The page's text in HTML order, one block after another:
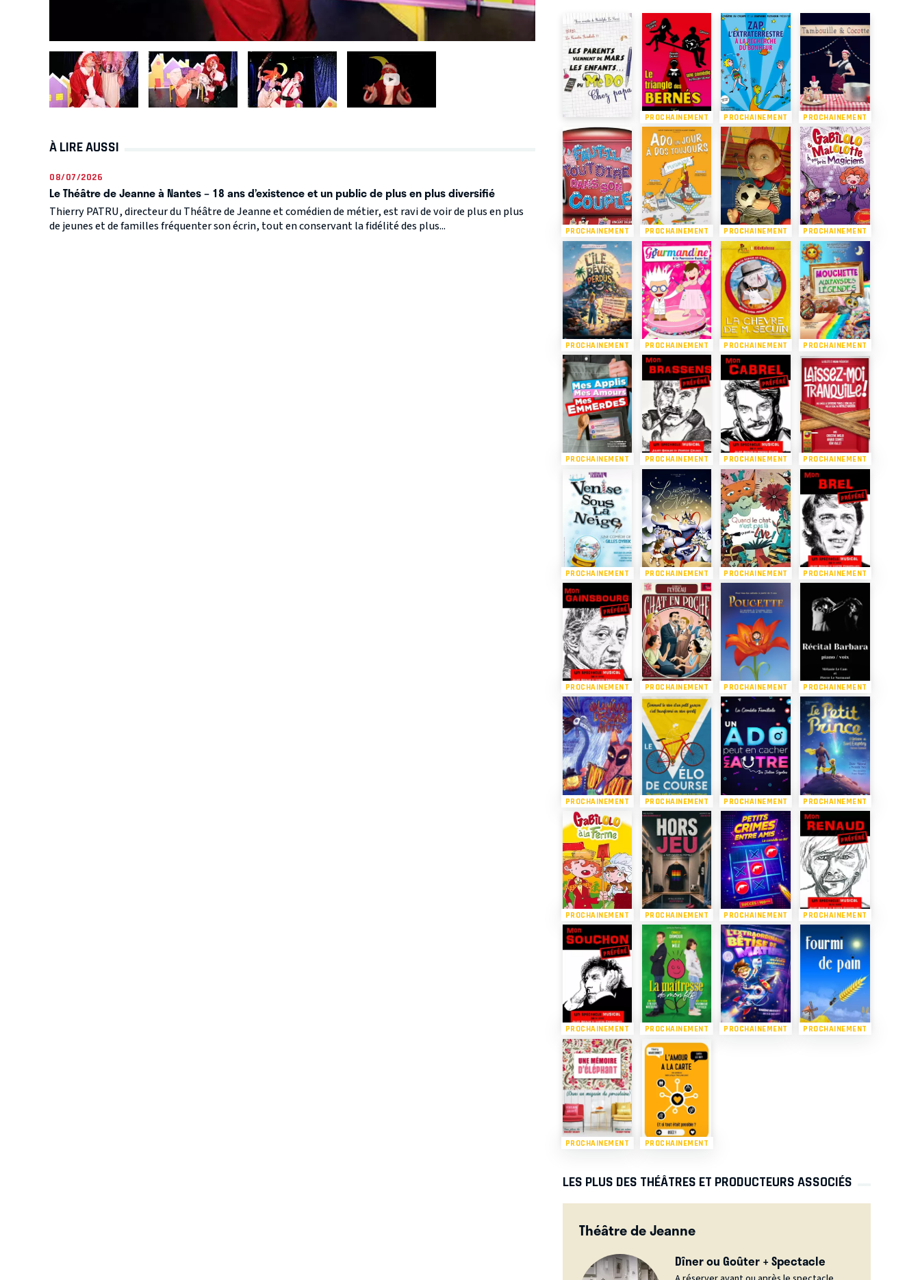
À LIRE AUSSI
08/07/2026
Le Théâtre de Jeanne à Nantes – 18 ans d’existence et un public de plus en plus diversifié
Thierry PATRU, directeur du Théâtre de Jeanne et comédien de métier, est ravi de voir de plus en plus
de jeunes et de familles fréquenter son écrin, tout en conservant la fidélité des plus...
PROCHAINEMENT PROCHAINEMENT PROCHAINEMENT
PROCHAINEMENT PROCHAINEMENT PROCHAINEMENT PROCHAINEMENT
PROCHAINEMENT PROCHAINEMENT PROCHAINEMENT PROCHAINEMENT
PROCHAINEMENT PROCHAINEMENT PROCHAINEMENT PROCHAINEMENT
PROCHAINEMENT PROCHAINEMENT PROCHAINEMENT PROCHAINEMENT
PROCHAINEMENT PROCHAINEMENT PROCHAINEMENT PROCHAINEMENT
PROCHAINEMENT PROCHAINEMENT PROCHAINEMENT PROCHAINEMENT
PROCHAINEMENT PROCHAINEMENT PROCHAINEMENT PROCHAINEMENT
PROCHAINEMENT PROCHAINEMENT PROCHAINEMENT PROCHAINEMENT
PROCHAINEMENT PROCHAINEMENT
LES PLUS DES THÉÂTRES ET PRODUCTEURS ASSOCIÉS
Théâtre de Jeanne
Dîner ou Goûter + Spectacle